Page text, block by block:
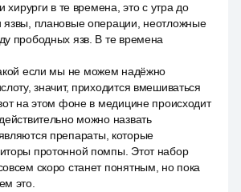
хирурги в те времена, это с утра до
язвы, плановые операции, неотложные
прободных язв. В те времена
если мы не можем надёжно
значит, приходится вмешиваться
на этом фоне в медицине происходит
можно назвать
препараты, которые
протонной помпы. Этот набор
скоро станет понятным, но пока
это.